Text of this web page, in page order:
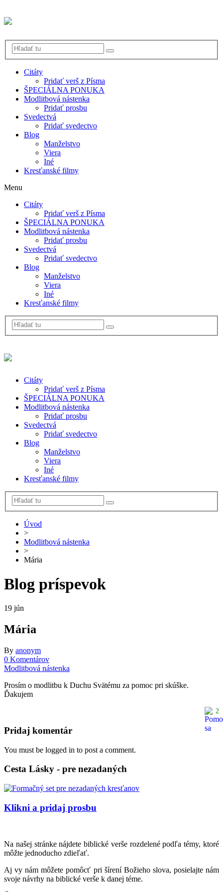
Citáty
Pridať verš z Písma
ŠPECIÁLNA PONUKA
Modlitbová nástenka
Pridať prosbu
Svedectvá
Pridať svedectvo
Blog
Manželstvo
Viera
Iné
Kresťanské filmy
Menu
Citáty
Pridať verš z Písma
ŠPECIÁLNA PONUKA
Modlitbová nástenka
Pridať prosbu
Svedectvá
Pridať svedectvo
Blog
Manželstvo
Viera
Iné
Kresťanské filmy
Citáty
Pridať verš z Písma
ŠPECIÁLNA PONUKA
Modlitbová nástenka
Pridať prosbu
Svedectvá
Pridať svedectvo
Blog
Manželstvo
Viera
Iné
Kresťanské filmy
Úvod
>
Modlitbová nástenka
>
Mária
Blog príspevok
19 jún
Mária
By anonym
0 Komentárov
Modlitbová nástenka
Prosím o modlitbu k Duchu Svätému za pomoc pri skúške.
Ďakujem
2
Pridaj komentár
You must be logged in to post a comment.
Cesta Lásky - pre nezadaných
Klikni a pridaj prosbu
Na našej stránke nájdete biblické verše rozdelené podľa témy, ktoré
môžte jednoducho zdieľať.
Aj vy nám môžete pomôcť pri šírení Božieho slova, posielajte nám
svoje návrhy na biblické verše k danej téme.